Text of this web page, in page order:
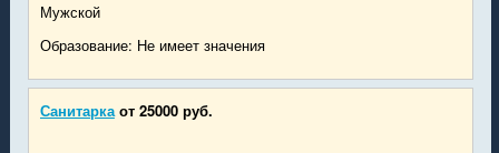
Мужской
Образование: Не имеет значения
Санитарка от 25000 руб.